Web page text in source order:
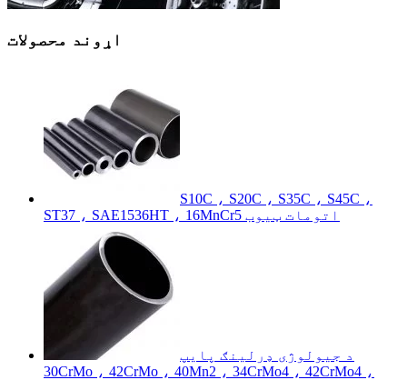
اړوند محصولات
S10C ، S20C ، S35C ، S45C ،
ST37 ، SAE1536HT ، 16MnCr5 اتومات ټیوب
د جیولوژی ډرلینګ پایپ
30CrMo ، 42CrMo ، 40Mn2 ، 34CrMo4 ، 42CrMo4 ،